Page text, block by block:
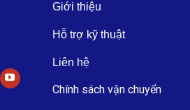
Giới thiệu
Hỗ trợ kỹ thuật
Liên hệ
Chính sách vận chuyển